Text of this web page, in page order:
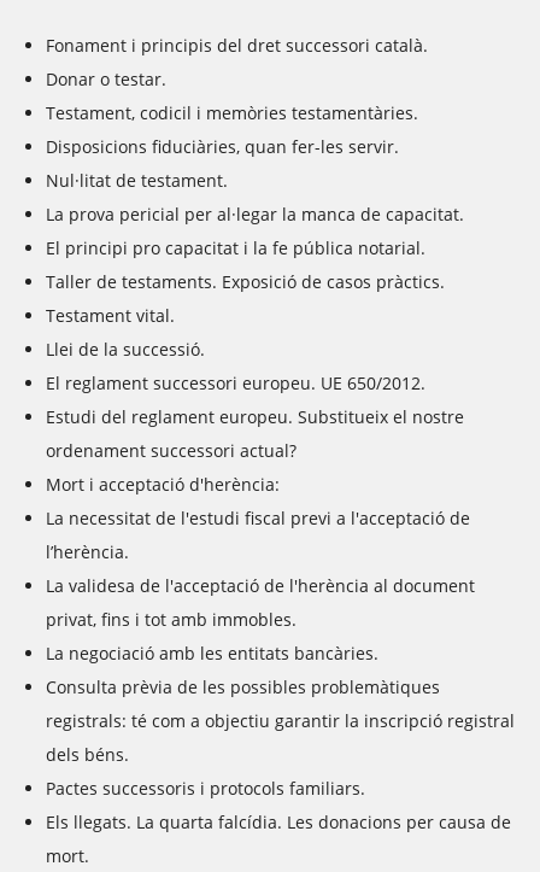
Fonament i principis del dret successori català.
Donar o testar.
Testament, codicil i memòries testamentàries.
Disposicions fiduciàries, quan fer-les servir.
Nul·litat de testament.
La prova pericial per al·legar la manca de capacitat.
El principi pro capacitat i la fe pública notarial.
Taller de testaments. Exposició de casos pràctics.
Testament vital.
Llei de la successió.
El reglament successori europeu. UE 650/2012.
Estudi del reglament europeu. Substitueix el nostre
ordenament successori actual?
Mort i acceptació d'herència:
La necessitat de l'estudi fiscal previ a l'acceptació de
l’herència.
La validesa de l'acceptació de l'herència al document
privat, fins i tot amb immobles.
La negociació amb les entitats bancàries.
Consulta prèvia de les possibles problemàtiques
registrals: té com a objectiu garantir la inscripció registral
dels béns.
Pactes successoris i protocols familiars.
Els llegats. La quarta falcídia. Les donacions per causa de
mort.